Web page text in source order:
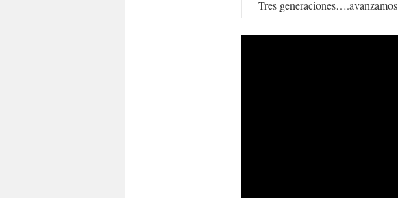
Tres generaciones….avanzamos